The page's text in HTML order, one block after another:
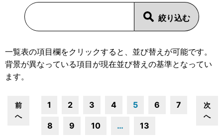
一覧表の項目欄をクリックすると、並び替えが可能です。
背景が異なっている項目が現在並び替えの基準となってい
ます。
前
へ
1 2 3 4 5 6 7
8 9 10 … 13
次
へ